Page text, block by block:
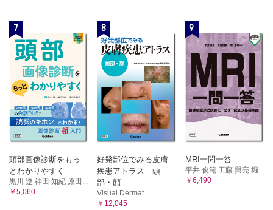
7
頭部画像診断をもっ
とわかりやすく
黒川 遼 神田 知紀 原田...
￥5,060
8
好発部位でみる皮膚
疾患アトラス 頭
部・顔
Visual Dermat...
￥12,045
9
MRI一問一答
平井 俊範 工藤 與亮 堀...
￥6,490